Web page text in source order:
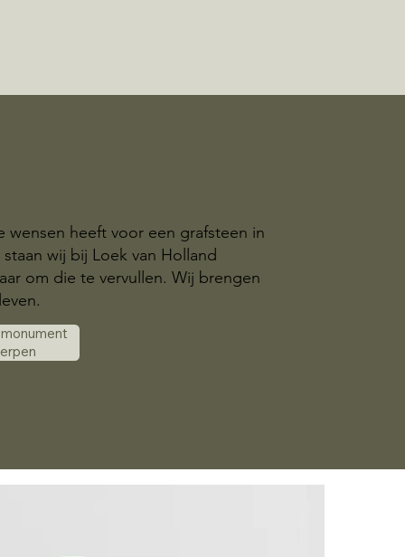
wensen heeft voor een grafsteen in
staan wij bij Loek van Holland
om die te vervullen. Wij brengen